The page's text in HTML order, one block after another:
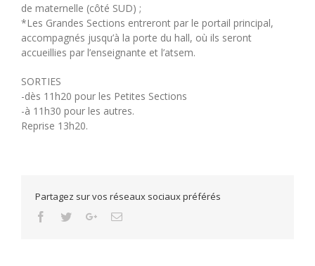
de maternelle (côté SUD) ;
*Les Grandes Sections entreront par le portail principal,
accompagnés jusqu’à la porte du hall, où ils seront
accueillies par l’enseignante et l’atsem.
SORTIES
-dès 11h20 pour les Petites Sections
-à 11h30 pour les autres.
Reprise 13h20.
Partagez sur vos réseaux sociaux préférés
Facebook
TwitterGoogle+Email